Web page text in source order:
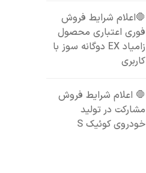
🛑اعلام شرایط فروش
فوری اعتباری محصول
زامیاد EX دوگانه سوز با
کاربری
🛑 اعلام شرایط فروش
مشارکت در تولید
خودروی کوئیک S